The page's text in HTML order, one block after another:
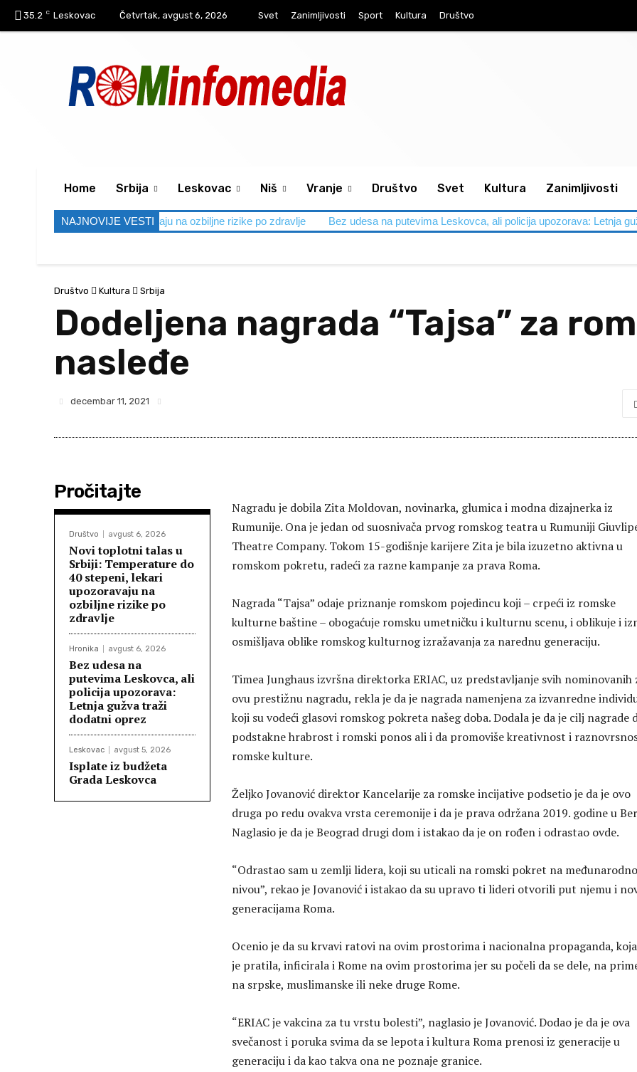
35.2 C Leskovac Četvrtak, avgust 6, 2026 Svet Zanimljivosti Sport Kultura Društvo
Home Srbija Leskovac Niš Vranje Društvo Svet Kultura Zanimljivosti
NAJNOVIJE VESTI
lekari upozoravaju na ozbiljne rizike po zdravlje Bez udesa na putevima Leskovca, ali policija upozorava: Letnja gužva traži
Društvo Kultura Srbija
Dodeljena nagrada “Tajsa” za
nasleđe
decembar 11, 2021
Pročitajte
Društvo avgust 6, 2026
Novi toplotni talas u
Srbiji: Temperature do
40 stepeni, lekari
upozoravaju na
ozbiljne rizike po
zdravlje
Hronika avgust 6, 2026
Bez udesa na
putevima Leskovca, ali
policija upozorava:
Letnja gužva traži
dodatni oprez
Leskovac avgust 5, 2026
Isplate iz budžeta
Grada Leskovca
Nagradu je dobila Zita Moldovan, novinarka, glumica i modna dizajnerka iz
Rumunije. Ona je jedan od suosnivača prvog romskog teatra u Rumuniji
Theatre Company. Tokom 15-godišnje karijere Zita je bila izuzetno aktivna u
romskom pokretu, radeći za razne kampanje za prava Roma.
Nagrada “Tajsa” odaje priznanje romskom pojedincu koji – crpeći iz romske
kulturne baštine – obogaćuje romsku umetničku i kulturnu scenu, i oblikuje i
osmišljava oblike romskog kulturnog izražavanja za narednu generaciju.
Timea Junghaus izvršna direktorka ERIAC, uz predstavljanje svih nominovanih
ovu prestižnu nagradu, rekla je da je nagrada namenjena za izvanredne
koji su vodeći glasovi romskog pokreta našeg doba. Dodala je da je cilj nagrade
podstakne hrabrost i romski ponos ali i da promoviše kreativnost i
romske kulture.
Željko Jovanović direktor Kancelarije za romske incijative podsetio je da je ovo
druga po redu ovakva vrsta ceremonije i da je prava održana 2019. godine u
Naglasio je da je Beograd drugi dom i istakao da je on rođen i odrastao ovde.
“Odrastao sam u zemlji lidera, koji su uticali na romski pokret na
nivou”, rekao je Jovanović i istakao da su upravo ti lideri otvorili put njemu i
generacijama Roma.
Ocenio je da su krvavi ratovi na ovim prostorima i nacionalna propaganda,
je pratila, inficirala i Rome na ovim prostorima jer su počeli da se dele, na
na srpske, muslimanske ili neke druge Rome.
“ERIAC je vakcina za tu vrstu bolesti”, naglasio je Jovanović. Dodao je da je ova
svečanost i poruka svima da se lepota i kultura Roma prenosi iz generacije u
generaciju i da kao takva ona ne poznaje granice.